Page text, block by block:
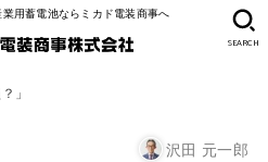
用蓄電池ならミカド電装商事へ
SEARCH
」
沢田 元一郎